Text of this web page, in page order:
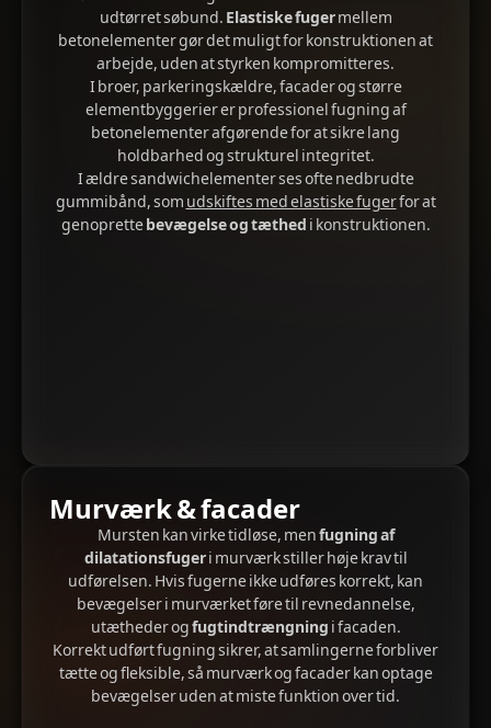
udtørret søbund. Elastiske fugermellem
betonelementer gør det muligt for konstruktionen at
arbejde, uden at styrken kompromitteres.
I broer, parkeringskældre, facader og større
elementbyggerier er professionel fugning af
betonelementer afgørende for at sikre lang
holdbarhed og strukturel integritet.
I ældre sandwichelementer ses ofte nedbrudte
gummibånd, som udskiftes med elastiske fugerfor at
genoprettebevægelse og tæthed i konstruktionen.
Murværk & facader
Mursten kan virke tidløse, menfugning af
dilatationsfugeri murværk stiller høje krav til
udførelsen. Hvis fugerne ikke udføres korrekt, kan
bevægelser i murværket føre til revnedannelse,
utætheder ogfugtindtrængning i facaden.
Korrekt udført fugning sikrer, at samlingerne forbliver
tætte og fleksible, så murværk og facader kan optage
bevægelser uden at miste funktion over tid.